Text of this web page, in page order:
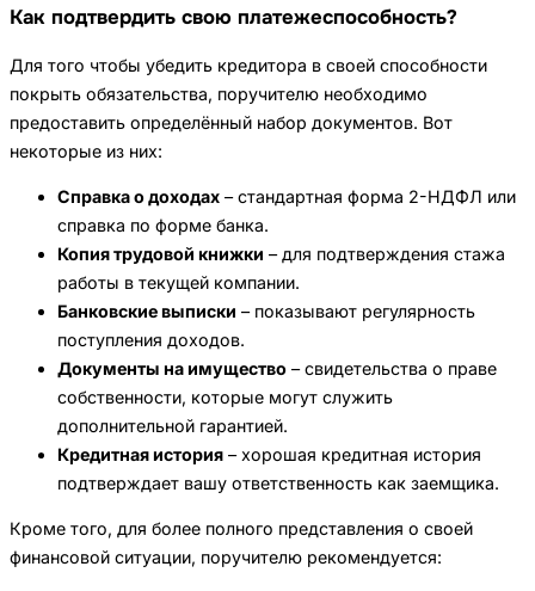
Как подтвердить свою платежеспособность?
Для того чтобы убедить кредитора в своей способности
покрыть обязательства, поручителю необходимо
предоставить определённый набор документов. Вот
некоторые из них:
Справка о доходах – стандартная форма 2-НДФЛ или
справка по форме банка.
Копия трудовой книжки – для подтверждения стажа
работы в текущей компании.
Банковские выписки – показывают регулярность
поступления доходов.
Документы на имущество – свидетельства о праве
собственности, которые могут служить
дополнительной гарантией.
Кредитная история – хорошая кредитная история
подтверждает вашу ответственность как заемщика.
Кроме того, для более полного представления о своей
финансовой ситуации, поручителю рекомендуется: